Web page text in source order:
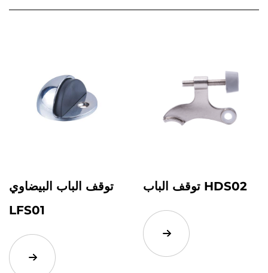
توقف الباب البيضاوي
LFS01
توقف الباب HDS02